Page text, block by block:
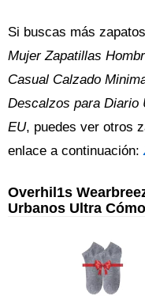
Si buscas más
Mujer Zapatillas
Casual Calzado
Descalzos para Diario
EU, puedes ver otros
enlace a continuación:
Overhil1s
Urbanos Ultra